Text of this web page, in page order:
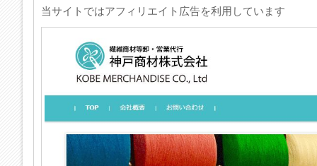
当サイトではアフィリエイト広告を利用しています